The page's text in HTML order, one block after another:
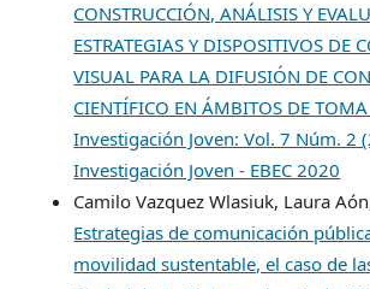
CONSTRUCCIÓN, ANÁLISIS Y
ESTRATEGIAS Y DISPOSITIVOS DE
VISUAL PARA LA DIFUSIÓN DE
CIENTÍFICO EN ÁMBITOS DE
Investigación Joven: Vol. 7 Núm. 2
Investigación Joven - EBEC 2020
Camilo Vazquez Wlasiuk, Laura
Estrategias de comunicación
movilidad sustentable, el caso de